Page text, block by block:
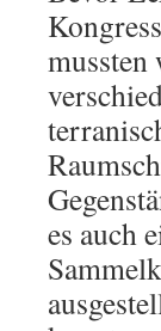
mussten
es auch